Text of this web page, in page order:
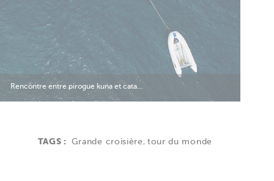
Rencontre entre pirogue kuna et cata…
TAGS : Grande croisière , tour du monde